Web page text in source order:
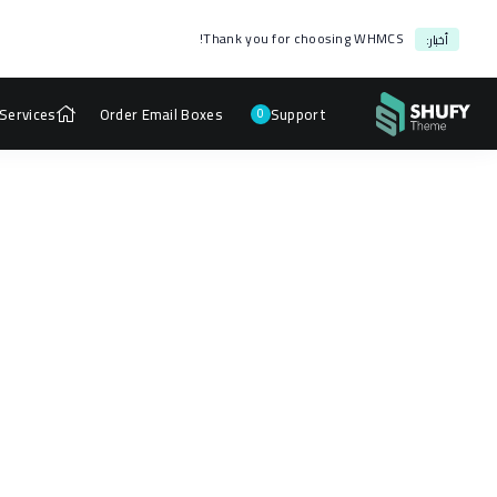
أخبار: Thank you for choosing WHMCS!
Support
0
Order Email Boxes